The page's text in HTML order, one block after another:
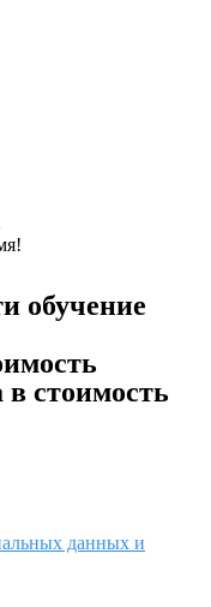
обучение
в стоимость
данных и